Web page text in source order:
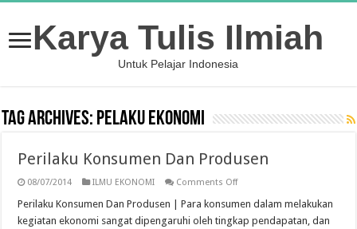
Karya Tulis Ilmiah
Untuk Pelajar Indonesia
Tag Archives: Pelaku Ekonomi
Perilaku Konsumen Dan Produsen
08/07/2014 ILMU EKONOMI Comments Offon
Konsumen
Produsen
Perilaku Konsumen Dan Produsen | Para konsumen dalam melakukan
kegiatan ekonomi sangat dipengaruhi oleh tingkap pendapatan, dan